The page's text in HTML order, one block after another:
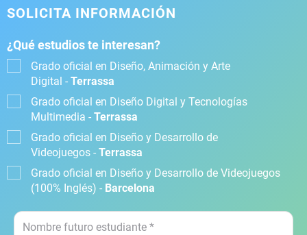
SOLICITA INFORMACIÓN
¿Qué estudios te interesan?
Grado oficial en Diseño, Animación y Arte
Digital - Terrassa
Grado oficial en Diseño Digital y Tecnologías
Multimedia - Terrassa
Grado oficial en Diseño y Desarrollo de
Videojuegos - Terrassa
Grado oficial en Diseño y Desarrollo de Videojuegos
(100% Inglés) - Barcelona